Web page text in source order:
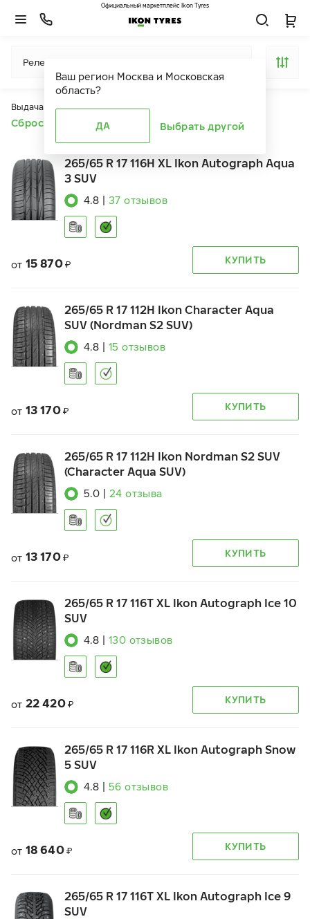
Ваш регион Москва и Московская
область?
ДА Выбрать другой
Официальный маркетплейс Ikon Tyres
Релевантность
Выдача продуктов ограничена действием фильтров
Сбросить все фильтры
265/65 R 17 116H XL Ikon Autograph Aqua
3 SUV
4.8 37 отзывов
от 15 870 ₽ КУПИТЬ
265/65 R 17 112H Ikon Character Aqua
SUV (Nordman S2 SUV)
4.8 15 отзывов
от 13 170 ₽ КУПИТЬ
265/65 R 17 112H Ikon Nordman S2 SUV
(Character Aqua SUV)
5.0 24 отзыва
от 13 170 ₽ КУПИТЬ
265/65 R 17 116T XL Ikon Autograph Ice 10
SUV
4.8 130 отзывов
от 22 420 ₽ КУПИТЬ
265/65 R 17 116R XL Ikon Autograph Snow
5 SUV
4.8 56 отзывов
от 18 640 ₽ КУПИТЬ
265/65 R 17 116T XL Ikon Autograph Ice 9
SUV